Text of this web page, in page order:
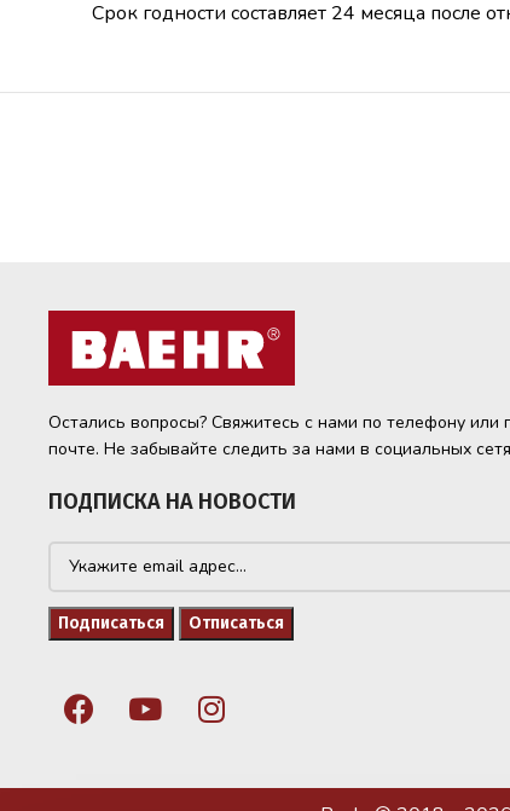
Срок годности составляет 24 месяца после
Остались вопросы? Свяжитесь с нами по телефону или
почте. Не забывайте следить за нами в социальных
ПОДПИСКА НА НОВОСТИ